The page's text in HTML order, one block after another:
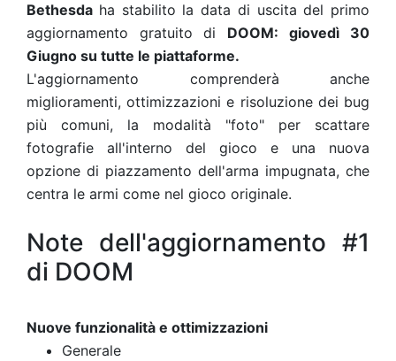
Bethesda ha stabilito la data di uscita del primo
aggiornamento gratuito di DOOM:
giovedì 30
Giugno su tutte le piattaforme.
L'aggiornamento comprenderà anche
miglioramenti, ottimizzazioni e risoluzione dei bug
più comuni, la modalità "foto" per scattare
fotografie all'interno del gioco e una nuova
opzione di piazzamento dell'arma impugnata, che
centra le armi come nel gioco originale.
Note dell'aggiornamento #1
di DOOM
Nuove funzionalità e ottimizzazioni
Generale